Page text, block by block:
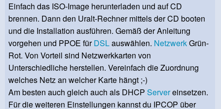
Einfach das ISO-Image herunterladen und auf CD
brennen. Dann den Uralt-Rechner mittels der CD booten
und die Installation ausführen. Gemäß der Anleitung
vorgehen und PPOE fürDSLauswählen. NetzwerkGrün-
Rot. Von Vorteil sind Netzwerkkarten von
Unterschiedliche herstellen. Vereinfach die Zuordnung
welches Netz an welcher Karte hängt ;-)
Am besten auch gleich auch als DHCP Servereinsetzen.
Für die weiteren Einstellungen kannst du IPCOP über